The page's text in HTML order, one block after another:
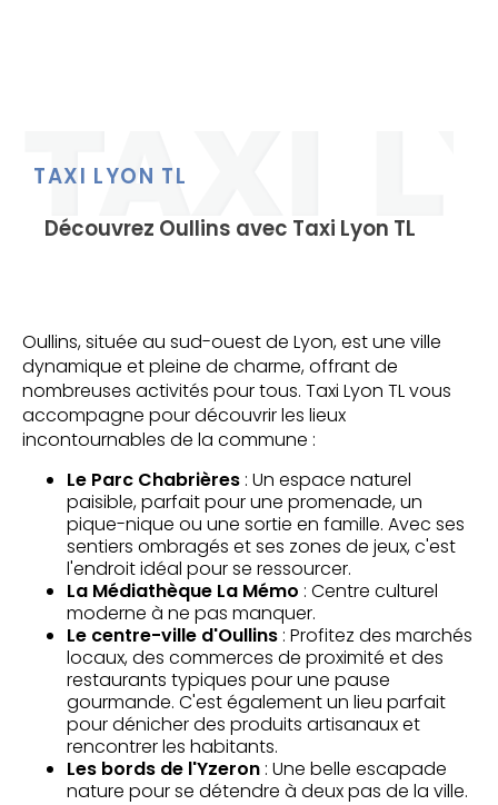
TAXI LYON TL
Découvrez Oullins avec Taxi Lyon TL
Oullins, située au sud-ouest de Lyon, est une ville
dynamique et pleine de charme, offrant de
nombreuses activités pour tous. Taxi Lyon TL vous
accompagne pour découvrir les lieux
incontournables de la commune :
Le Parc Chabrières : Un espace naturel
paisible, parfait pour une promenade, un
pique-nique ou une sortie en famille. Avec ses
sentiers ombragés et ses zones de jeux, c'est
l'endroit idéal pour se ressourcer.
La Médiathèque La Mémo : Centre culturel
moderne à ne pas manquer.
Le centre-ville d'Oullins : Profitez des marchés
locaux, des commerces de proximité et des
restaurants typiques pour une pause
gourmande. C'est également un lieu parfait
pour dénicher des produits artisanaux et
rencontrer les habitants.
Les bords de l'Yzeron : Une belle escapade
nature pour se détendre à deux pas de la ville.